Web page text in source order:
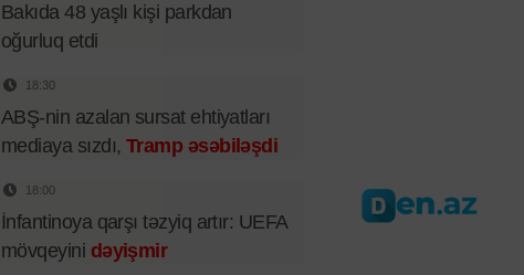
Bakıda 48 yaşlı kişi parkdan
oğurluq etdi
18:30
ABŞ-nin azalan sursat ehtiyatları
mediaya sızdı, Tramp əsəbiləşdi
18:00
İnfantinoya qarşı təzyiq artır: UEFA
mövqeyini dəyişmir